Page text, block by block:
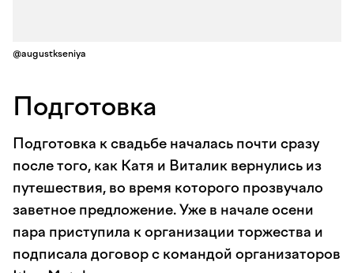
@augustkseniya
Подготовка
Подготовка к свадьбе началась почти сразу
после того, как Катя и Виталик вернулись из
путешествия, во время которого прозвучало
заветное предложение. Уже в начале осени
пара приступила к организации торжества и
подписала договор с командой организаторов